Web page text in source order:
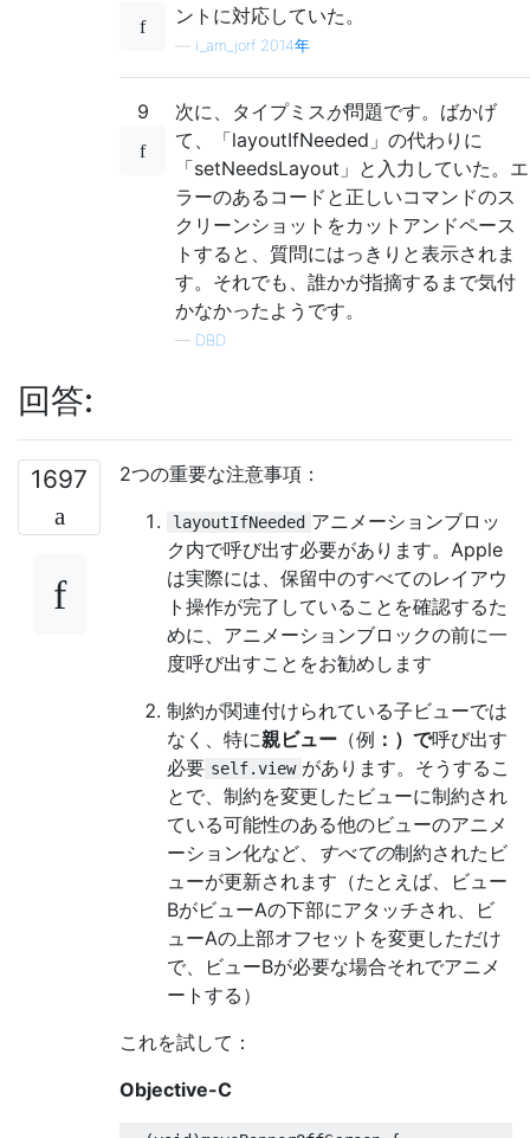
ントに対応していた。
i_am_jorf 2014年
9 次に、タイプミス が問題です。ばかげ
て、「layoutIfNeeded」の代わりに
「setNeedsLayout」と入力していた。エ
ラーのあるコードと正しいコマンドのス
クリーンショットをカットアンドペース
トすると、質問にはっきりと表示されま
す。それでも、誰かが指摘するまで気付
かなかったようです。
— DBD
回答:
1697 2つの重要な注意事項：
layoutIfNeeded アニメーションブロッ
ク内で呼び出す必要があります。Apple
は実際には、保留中のすべてのレイアウ
ト操作が完了していることを確認するた
めに、アニメーションブロックの前に一
度呼び出すことをお勧めします
制約が関連付けられている子ビューでは
なく、特に親ビュー （例 ：）で呼び出す
必要 self.view があります。そうするこ
とで、制約を変更したビューに制約され
ている可能性のある他のビューのアニメ
ーション化など、 すべての制約されたビ
ューが更新されます（たとえば、ビュー
BがビューAの下部にアタッチされ、ビ
ューAの上部オフセットを変更しただけ
で、ビューBが必要な場合それでアニメ
ートする）
これを試して：
Objective-C